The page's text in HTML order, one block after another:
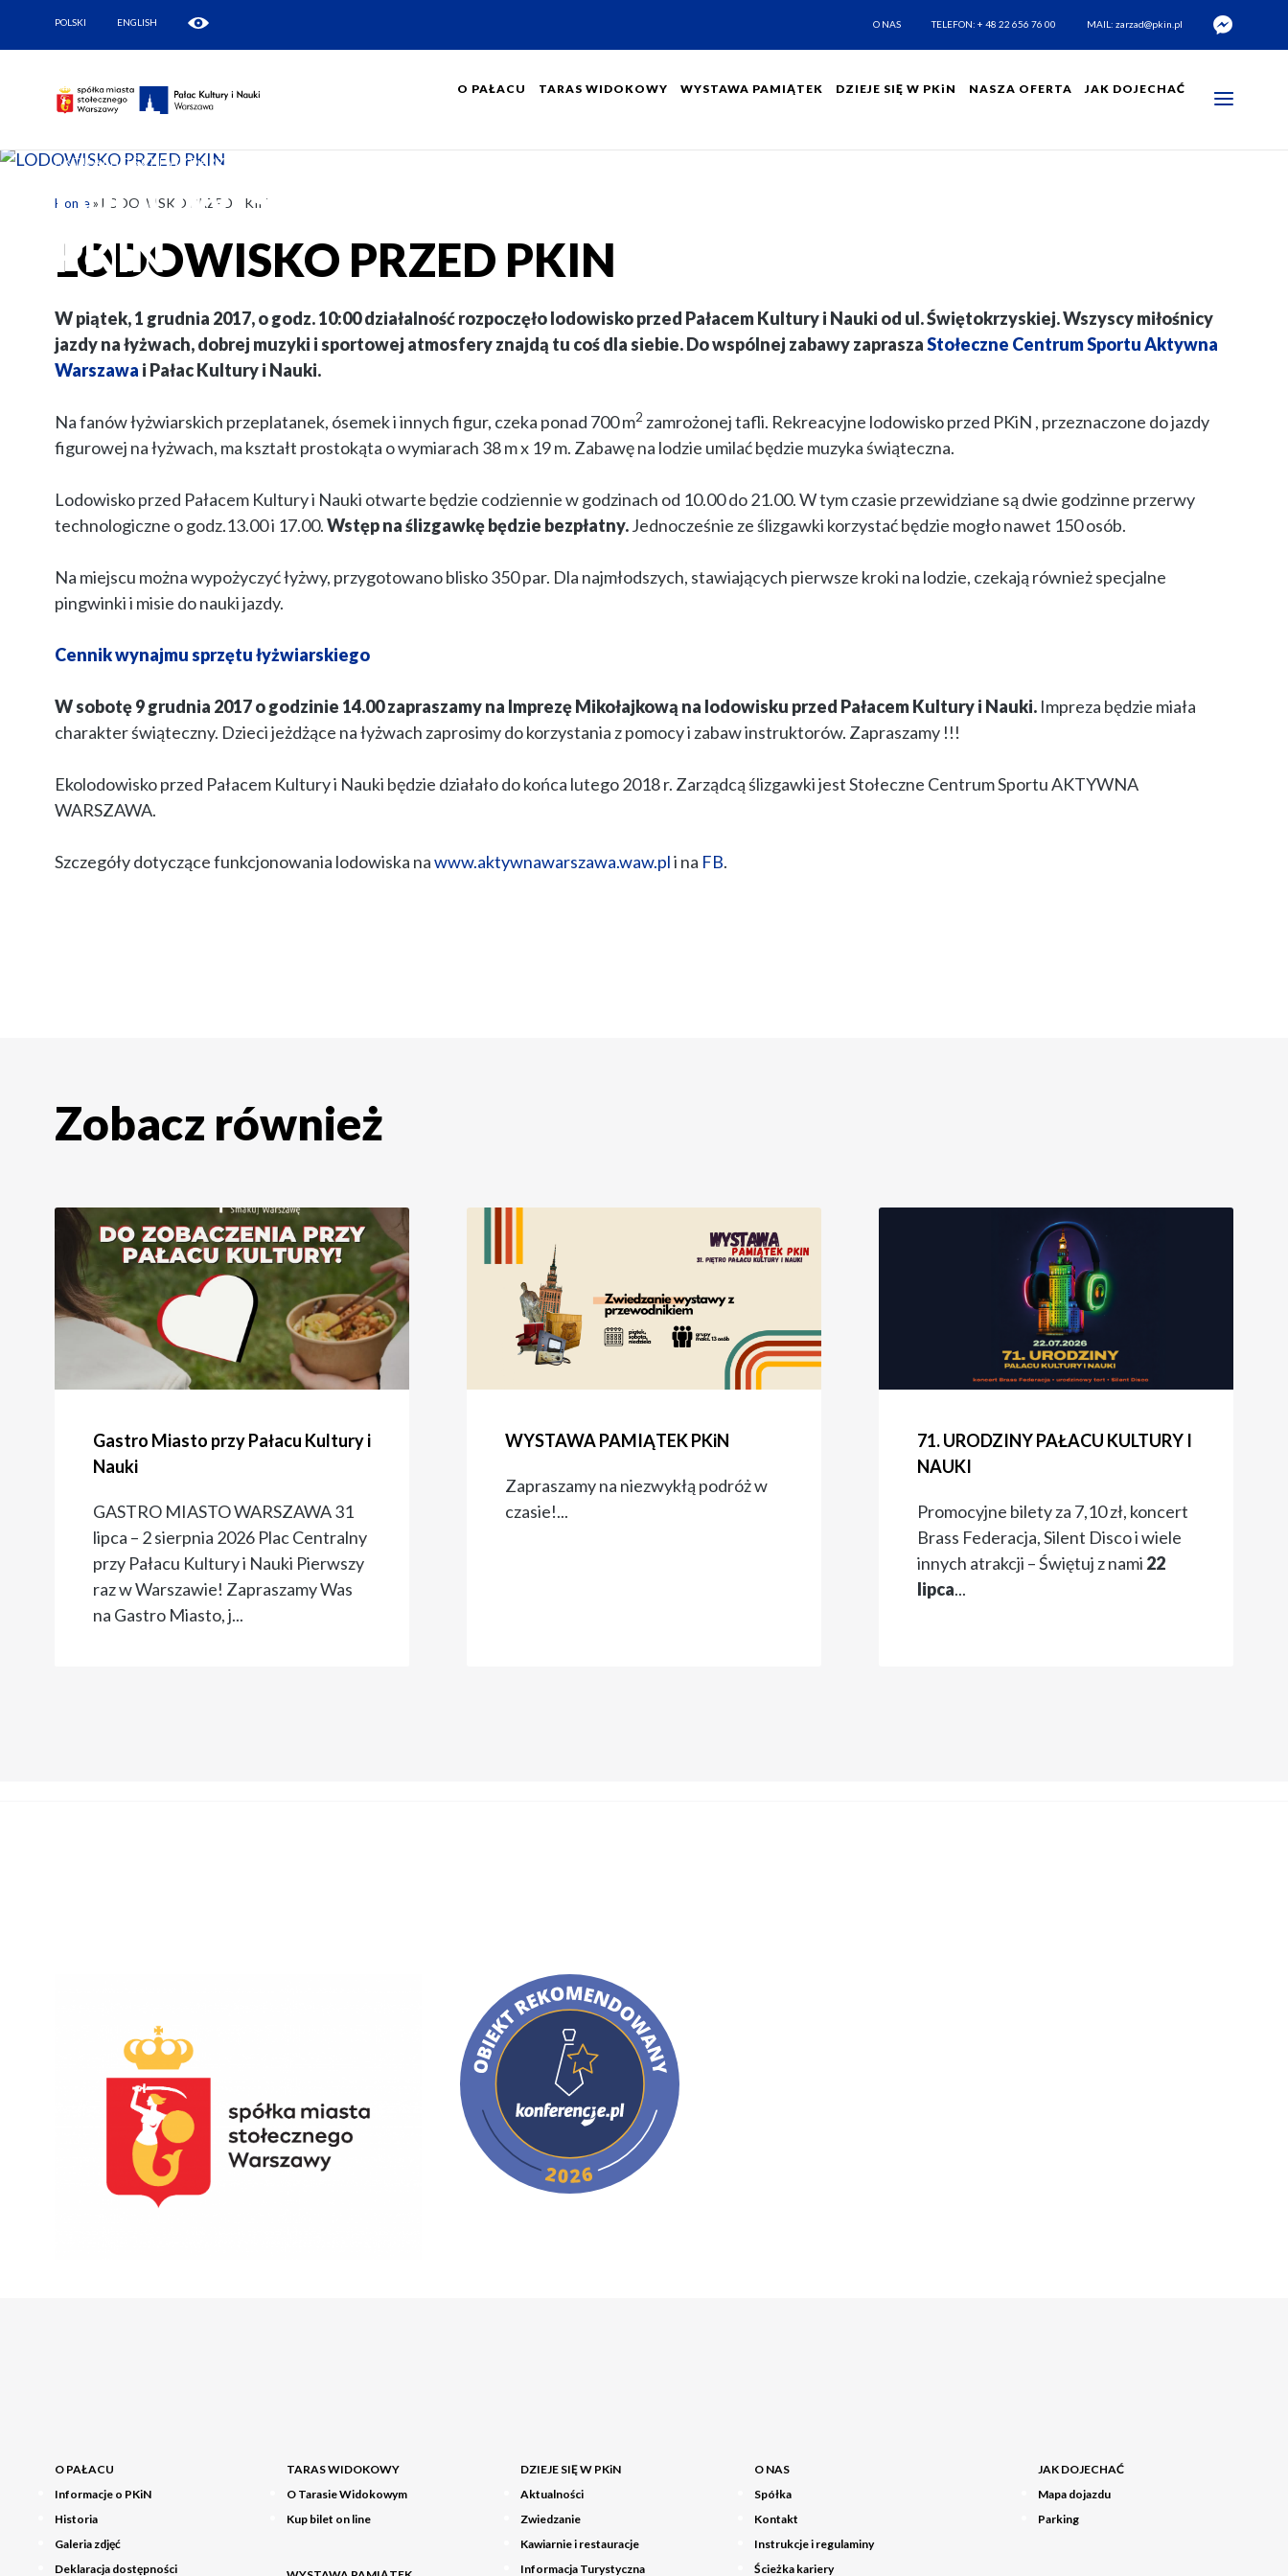
POLSKI ENGLISH O NAS TELEFON: + 48 22 656 76 00 MAIL: zarzad@pkin.pl
O PAŁACU TARAS WIDOKOWY WYSTAWA PAMIĄTEK DZIEJE SIĘ W PKiN NASZA OFERTA JAK DOJECHAĆ
AKTUALNOŚCI I WYDARZENIA
LODOWISKO PRZED
PKIN
Home» LODOWISKO PRZED PKIN
LODOWISKO PRZED PKIN
W piątek, 1 grudnia 2017, o godz. 10:00 działalność rozpoczęło lodowisko przed Pałacem Kultury i Nauki od ul. Świętokrzyskiej. Wszyscy miłośnicy
jazdy na łyżwach, dobrej muzyki i sportowej atmosfery znajdą tu coś dla siebie. Do wspólnej zabawy zapraszaStołeczne Centrum Sportu Aktywna
Warszawa i Pałac Kultury i Nauki.
Na fanów łyżwiarskich przeplatanek, ósemek i innych figur, czeka ponad 700 m2 zamrożonej tafli. Rekreacyjne lodowisko przed PKiN , przeznaczone do jazdy
figurowej na łyżwach, ma kształt prostokąta o wymiarach 38 m x 19 m. Zabawę na lodzie umilać będzie muzyka świąteczna.
Lodowisko przed Pałacem Kultury i Nauki otwarte będzie codziennie w godzinach od 10.00 do 21.00. W tym czasie przewidziane są dwie godzinne przerwy
technologiczne o godz.13.00 i 17.00.Wstęp na ślizgawkę będzie bezpłatny.Jednocześnie ze ślizgawki korzystać będzie mogło nawet 150 osób.
Na miejscu można wypożyczyć łyżwy, przygotowano blisko 350 par. Dla najmłodszych, stawiających pierwsze kroki na lodzie, czekają również specjalne
pingwinki i misie do nauki jazdy.
Cennik wynajmu sprzętu łyżwiarskiego
W sobotę 9 grudnia 2017 o godzinie 14.00 zapraszamy na Imprezę Mikołajkową na lodowisku przed Pałacem Kultury i Nauki. Impreza będzie miała
charakter świąteczny. Dzieci jeżdżące na łyżwach zaprosimy do korzystania z pomocy i zabaw instruktorów. Zapraszamy !!!
Ekolodowisko przed Pałacem Kultury i Nauki będzie działało do końca lutego 2018 r. Zarządcą ślizgawki jest Stołeczne Centrum Sportu AKTYWNA
WARSZAWA.
Szczegóły dotyczące funkcjonowania lodowiska nawww.aktywnawarszawa.waw.pli na FB.
Zobacz również
Gastro Miasto przy Pałacu Kultury i
Nauki
GASTRO MIASTO WARSZAWA 31
lipca – 2 sierpnia 2026 Plac Centralny
przy Pałacu Kultury i Nauki Pierwszy
raz w Warszawie! Zapraszamy Was
na Gastro Miasto, j...
WYSTAWA PAMIĄTEK PKiN
Zapraszamy na niezwykłą podróż w
czasie!...
71. URODZINY PAŁACU KULTURY I
NAUKI
Promocyjne bilety za 7,10 zł, koncert
Brass Federacja, Silent Disco i wiele
innych atrakcji – Świętuj z nami 22
lipca...
O PAŁACU
Informacje o PKiN
Historia
Galeria zdjęć
Deklaracja dostępności
TARAS WIDOKOWY
O Tarasie Widokowym
Kup bilet on line
DZIEJE SIĘ W PKiN
Aktualności
Zwiedzanie
Kawiarnie i restauracje
Informacja Turystyczna
O NAS
Spółka
Kontakt
Instrukcje i regulaminy
Ścieżka kariery
JAK DOJECHAĆ
Mapa dojazdu
Parking